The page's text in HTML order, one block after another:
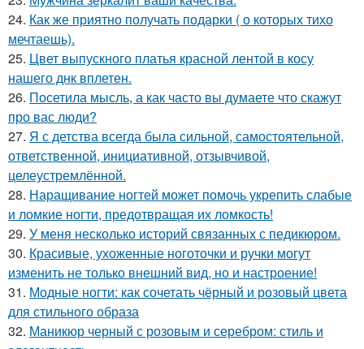
24. Как же приятно получать подарки ( о которых тихо
мечтаешь).
25. Цвет выпускного платья красной лентой в косу
нашего днк вплетен.
26. Посетила мысль, а как часто вы думаете что скажут
про вас люди?
27. Я с детства всегда была сильной, самостоятельной,
ответственной, инициативной, отзывчивой,
целеустремлённой.
28. Наращивание ногтей может помочь укрепить слабые
и ломкие ногти, предотвращая их ломкость!
29. У меня несколько историй связанных с педикюром.
30. Красивые, ухоженные ноготочки и ручки могут
изменить не только внешний вид, но и настроение!
31. Модные ногти: как сочетать чёрный и розовый цвета
для стильного образа
32. Маникюр черный с розовым и серебром: стиль и